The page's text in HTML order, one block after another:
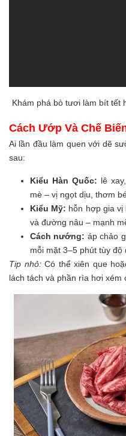
Khám phá bò tươi làm bít tết
Cách Ướp Và Chế
Ai lần đầu làm quen với dẽ
sau:
Kiểu Hàn Quốc: lê
mè – vị ngọt dịu, thơm
Kiểu Mỹ: hỗn hợp gia vị
và đường nâu – mạnh
Cách nướng: áp chảo
mỗi mặt 3–5 phút tùy độ
Tip nhỏ:Có thể xiên que
lách tách và phần rìa hơi xém